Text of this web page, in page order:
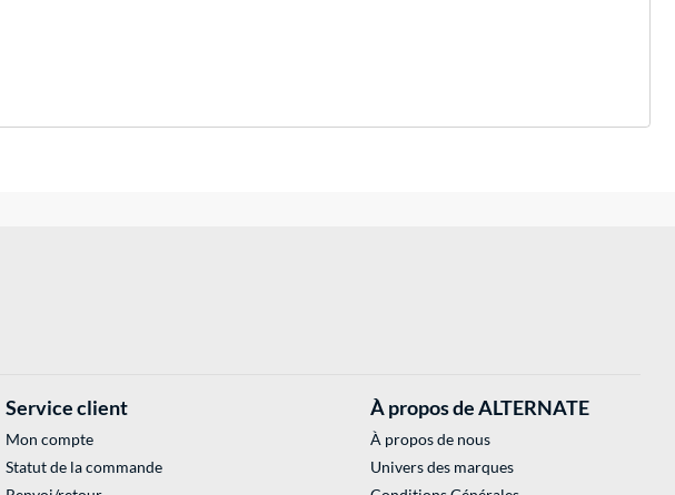
Service client
Mon compte
Statut de la commande
À propos de ALTERNATE
À propos de nous
Univers des marques